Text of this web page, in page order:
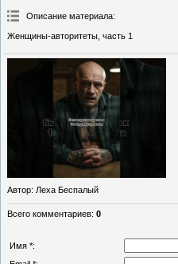
Описание материала:
Женщины-авторитеты, часть 1
Автор: Леха Беспалый
Всего комментариев: 0
Имя *: